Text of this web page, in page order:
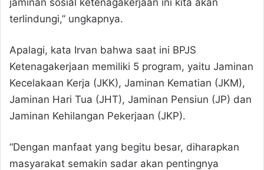
terlindungi,” ungkapnya.
Apalagi, kata Irvan bahwa saat ini BPJS
Ketenagakerjaan memiliki 5 program, yaitu Jaminan
Kecelakaan Kerja (JKK), Jaminan Kematian (JKM),
Jaminan Hari Tua (JHT), Jaminan Pensiun (JP) dan
Jaminan Kehilangan Pekerjaan (JKP).
“Dengan manfaat yang begitu besar, diharapkan
masyarakat semakin sadar akan pentingnya